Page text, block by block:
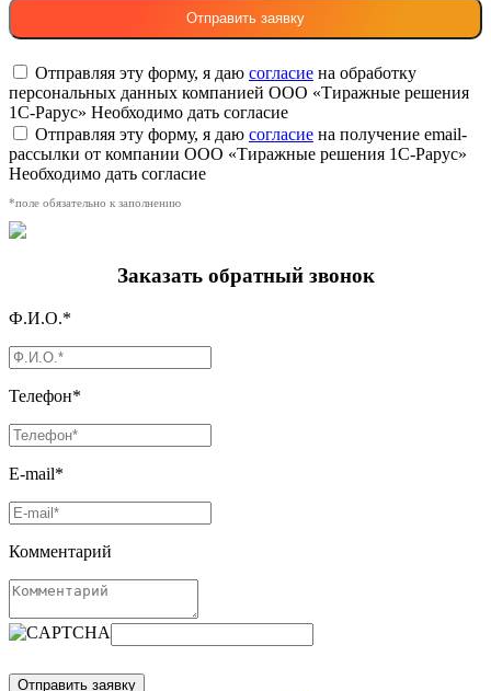
Отправляя эту форму, я даю согласие на обработку
персональных данных компанией ООО «Тиражные решения
1С-Рарус» Необходимо дать согласие
Отправляя эту форму, я даю согласие на получение email-
рассылки от компании ООО «Тиражные решения 1С-Рарус»
Необходимо дать согласие
*поле обязательно к заполнению
Заказать обратный звонок
Ф.И.О.*
Телефон*
E-mail*
Комментарий